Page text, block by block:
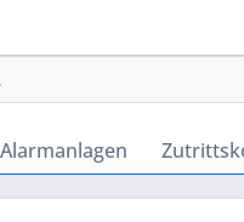
Alarmanlagen